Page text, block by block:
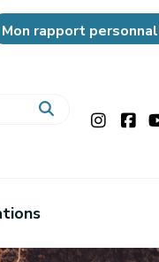
Mon rapport